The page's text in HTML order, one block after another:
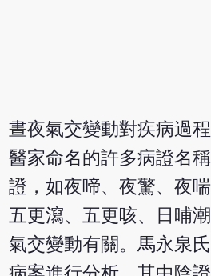
晝夜氣交變動對疾病過
醫家命名的許多病證名
證，如夜啼、夜驚、夜
五更瀉、五更咳、日晡
氣交變動有關。馬永泉